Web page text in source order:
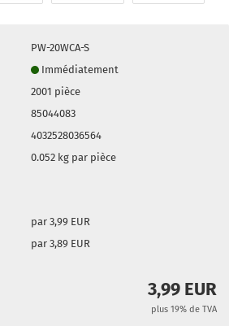
PW-20WCA-S
Immédiatement
2001 pièce
85044083
4032528036564
0.052 kg par pièce
par 3,99 EUR
par 3,89 EUR
3,99 EUR
plus 19% de TVA